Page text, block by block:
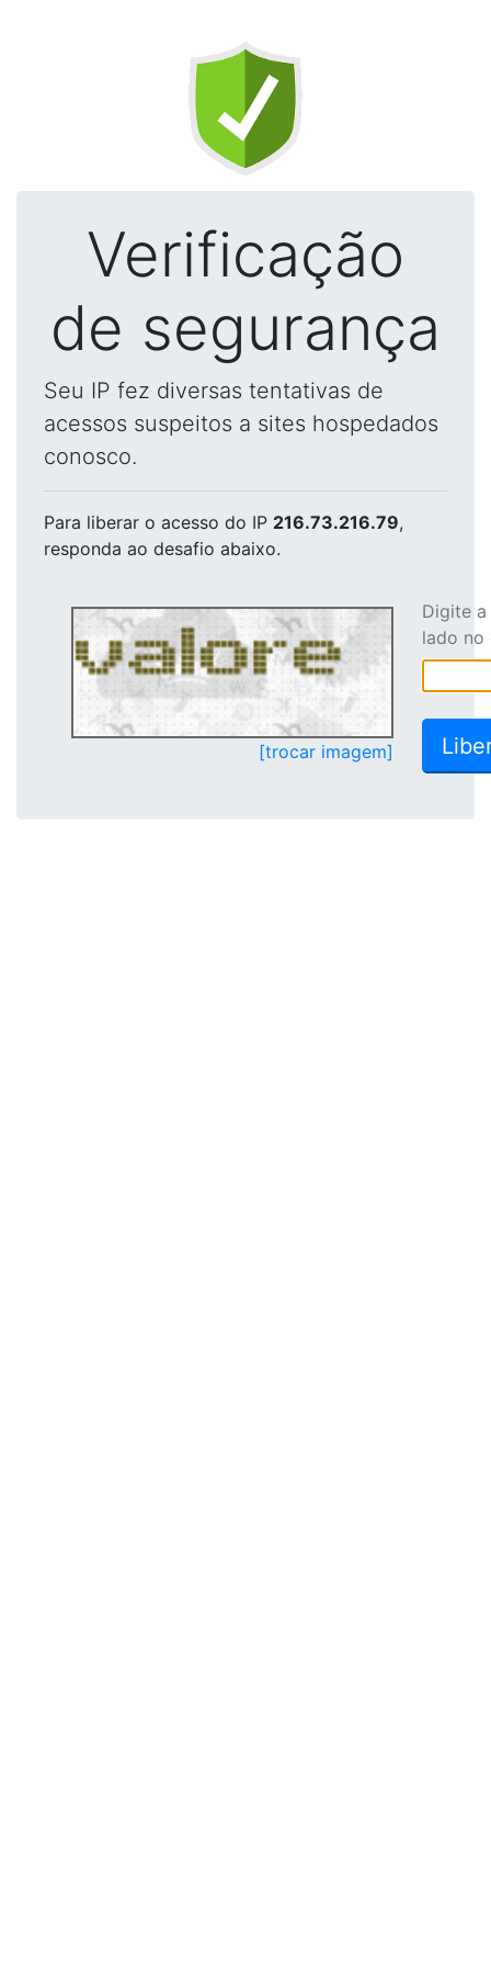
Verificação
de segurança
Seu IP fez diversas tentativas de
acessos suspeitos a sites hospedados
conosco.
Para liberar o acesso do IP 216.73.216.79,
responda ao desafio abaixo.
[trocar imagem]
Digite
lado no